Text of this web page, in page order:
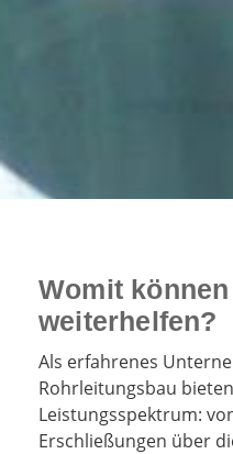
Womit
weiterhelfen?
Als erfahrenes
Rohrleitungsbau
Leistungsspektrum:
Erschließungen über